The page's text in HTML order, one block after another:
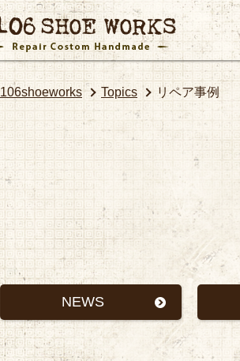
106shoeworks Topics リペア事例
NEWS